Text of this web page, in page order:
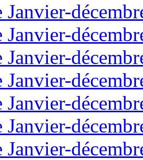
Janvier-
Janvier-
Janvier-
Janvier-
Janvier-
Janvier-
Janvier-